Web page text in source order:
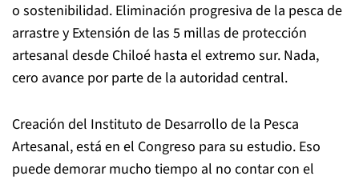
o sostenibilidad. Eliminación progresiva de la pesca de
arrastre y Extensión de las 5 millas de protección
artesanal desde Chiloé hasta el extremo sur. Nada,
cero avance por parte de la autoridad central.
Creación del Instituto de Desarrollo de la Pesca
Artesanal, está en el Congreso para su estudio. Eso
puede demorar mucho tiempo al no contar con el